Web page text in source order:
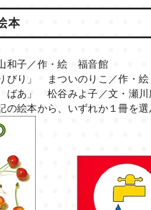
本
和子／作・絵 福音館
びり」 まついのりこ／作・
あ」 松谷みよ子／文・瀬
の絵本から、いずれか１冊を選